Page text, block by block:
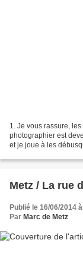
1. Je vous rassure,
photographier est
et je joue à les
Metz / La rue
Publié le 16/06/2014
Par Marc de Metz